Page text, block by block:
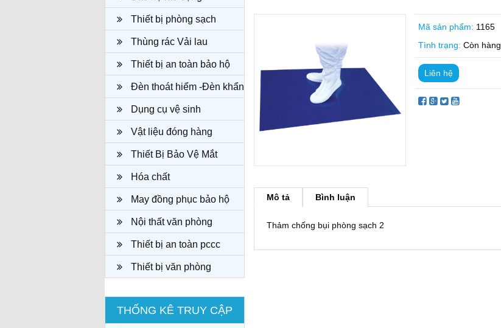
Thiết bị phòng sạch
Thùng rác Vải lau
Thiết bị an toàn bảo hộ
Đèn thoát hiểm -Đèn khẩn
cấpDụng cụ vệ sinh
Vật liệu đóng hàng
Thiết Bị Bảo Vệ Mắt
Hóa chất
May đồng phục bảo hộ
công tyNội thất văn phòng
Thiết bị an toàn pccc
Thiết bị văn phòng
THỐNG KÊ TRUY CẬP
Mã sản phẩm: 1165
Tình trạng: Còn hàng
Liên hệ
Mô tả Bình luận
Thảm chống bụi phòng sạch 2